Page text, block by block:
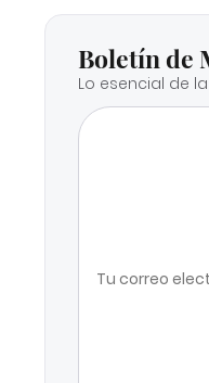
Boletín de
Lo esencial de